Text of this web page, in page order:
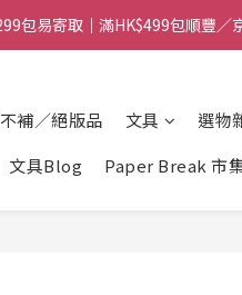
包易寄取｜滿HK$499包順豐／
包易寄取｜滿HK$499包順豐／
包易寄取｜滿HK$499包順豐／
補／絕版品 文具
選物
文具Blog Paper Break 市